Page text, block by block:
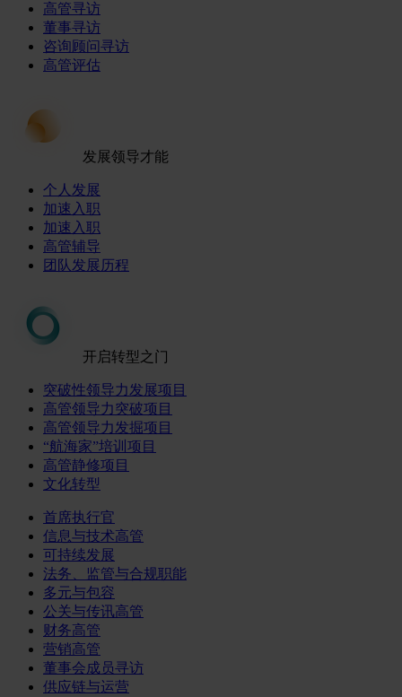
高管寻访
董事寻访
咨询顾问寻访
高管评估
发展领导才能
个人发展
加速入职
加速入职
高管辅导
团队发展历程
开启转型之门
突破性领导力发展项目
高管领导力突破项目
高管领导力发掘项目
“航海家”培训项目
高管静修项目
文化转型
首席执行官
信息与技术高管
可持续发展
法务、监管与合规职能
多元与包容
公关与传讯高管
财务高管
营销高管
董事会成员寻访
供应链与运营